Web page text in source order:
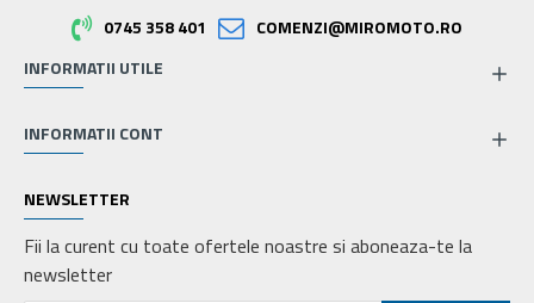
0745 358 401
COMENZI@MIROMOTO.RO
INFORMATII UTILE
INFORMATII CONT
NEWSLETTER
Fii la curent cu toate ofertele noastre si aboneaza-te la
newsletter